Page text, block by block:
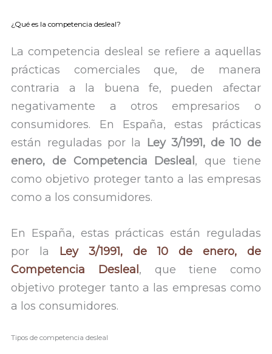
¿Qué es la competencia desleal?
La competencia desleal se refiere a aquellas
prácticas comerciales que, de manera
contraria a la buena fe, pueden afectar
negativamente a otros empresarios o
consumidores. En España, estas prácticas
están reguladas por la
Ley 3/1991, de 10 de
enero, de Competencia Desleal , que tiene
como objetivo proteger tanto a las empresas
como a los consumidores.
En España, estas prácticas están reguladas
por la Ley 3/1991, de 10 de enero, de
Competencia Desleal, que tiene como
objetivo proteger tanto a las empresas como
a los consumidores.
Tipos de competencia desleal